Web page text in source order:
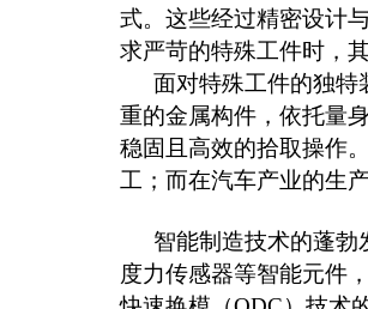
式。这些经过精密设计
求严苛的特殊工件时，
面对特殊工件的独特
重的金属构件，依托量
稳固且高效的拾取操作
工；而在汽车产业的生
智能制造技术的蓬
度力传感器等智能元件